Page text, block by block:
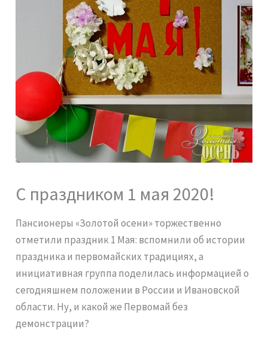
С праздником 1 мая 2020!
Пансионеры «Золотой осени» торжественно
отметили праздник 1 Мая: вспомнили об истории
праздника и первомайских традициях, а
инициативная группа поделилась информацией о
сегодняшнем положении в России и Ивановской
области. Ну, и какой же Первомай без
демонстрации?